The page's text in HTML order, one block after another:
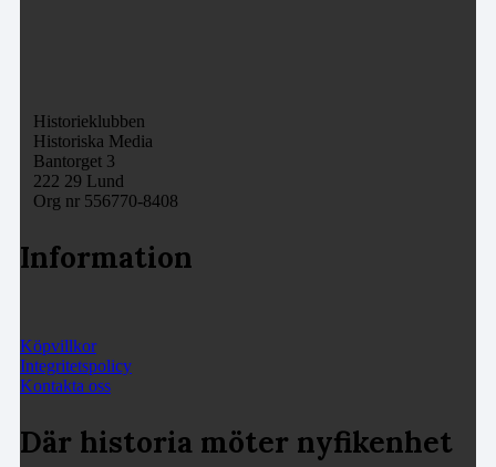
Historieklubben
Historiska Media
Bantorget 3
222 29 Lund
Org nr 556770-8408
Information
Köpvillkor
Integritetspolicy
Kontakta oss
Där historia möter nyfikenhet